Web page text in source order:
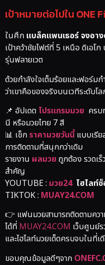
เป้าหมายต่อไปใน ONE
ในศึก แบล็คแพนเธอร์ จงอา
เป้าคว้าชัยไฟต์ที่ 5 เหนือ ดิเอโ
รุ่นฟลายเวต
ด้วยกำลังใจเต็มร้อยและฟอร์
ว่าเขาคือของจริงบนเวทีระดับโ
📌 อัปเดต โปรแกรมมวย ครบ
นี หรือมวยไทย 7 สี
📊 เช็กราคามวยวันนี้แบบเรีย
การติดตามที่สนุกกว่าเดิม
รายงาน ผลมวย ถูกต้อง รวดเ
สำคัญ
YOUTUBE : มวย24ไฮไลท์ซ็
TIKTOK : MUAY24.COM
👉 แฟนมวยสามารถติดตามคว
ได้ที่ MUAY24.COM เว็บศูนย์
และไฮไลท์มวยเด็ดครบจบในที่เ
ขอบคุณข้อมูลดีๆจาก